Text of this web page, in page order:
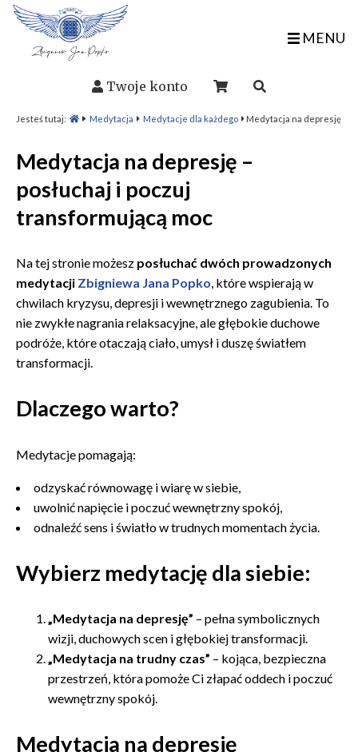
MENU
Twoje konto
Jesteś tutaj: Medytacja Medytacje dla każdego Medytacja na depresję
Medytacja na depresję –
posłuchaj i poczuj
transformującą moc
Na tej stronie możesz posłuchać dwóch prowadzonych
medytacji Zbigniewa Jana Popko, które wspierają w
chwilach kryzysu, depresji i wewnętrznego zagubienia. To
nie zwykłe nagrania relaksacyjne, ale głębokie duchowe
podróże, które otaczają ciało, umysł i duszę światłem
transformacji.
Dlaczego warto?
Medytacje pomagają:
odzyskać równowagę i wiarę w siebie,
uwolnić napięcie i poczuć wewnętrzny spokój,
odnaleźć sens i światło w trudnych momentach życia.
Wybierz medytację dla siebie:
„Medytacja na depresję” – pełna symbolicznych
wizji, duchowych scen i głębokiej transformacji.
„Medytacja na trudny czas” – kojąca, bezpieczna
przestrzeń, która pomoże Ci złapać oddech i poczuć
wewnętrzny spokój.
Medytacja na depresję